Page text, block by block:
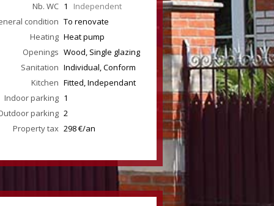
Nb. WC 1 Independent
condition To renovate
Heating Heat pump
Openings Wood, Single glazing
Sanitation Individual, Conform
Kitchen Fitted, Independant
Indoor parking 1
parking 2
Property tax 298 €/an